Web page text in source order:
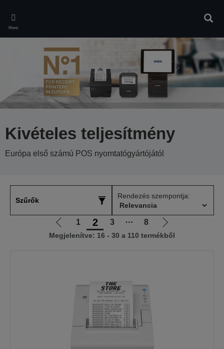
main
content
Menü
Kivételes teljesítmény
Európa első számú POS nyomtatógyártójától
Szűrők
Rendezés szempontja:
Előző
oldalra
1 2 3 ⋯ 8
Következő
oldalra
Megjelenítve: 16 - 30 a 110 termékből